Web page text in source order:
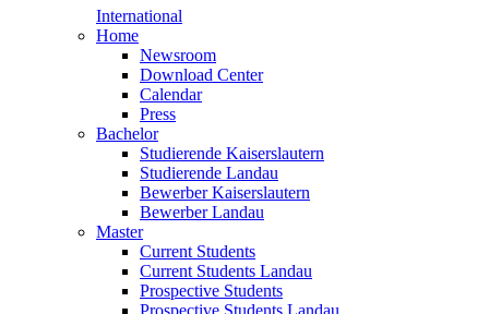
International
Home
Newsroom
Download Center
Calendar
Press
Bachelor
Studierende Kaiserslautern
Studierende Landau
Bewerber Kaiserslautern
Bewerber Landau
Master
Current Students
Current Students Landau
Prospective Students